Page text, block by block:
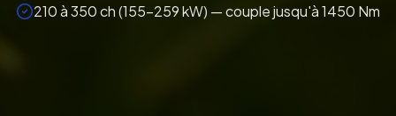
210 à 350 ch (155-259 kW) — couple jusqu'à 1450 Nm